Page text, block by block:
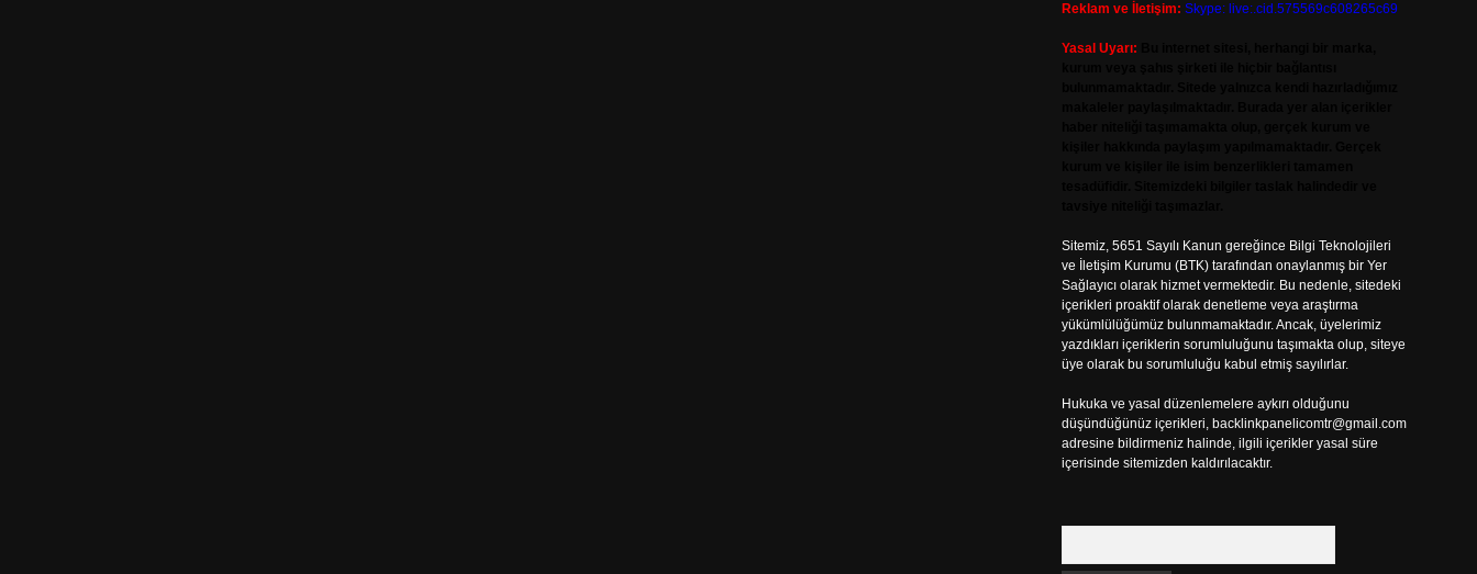
Reklam ve İletişim: Skype: live:.cid.575569c608265c69
Yasal Uyarı:
Sitemiz, 5651 Sayılı Kanun gereğince Bilgi Teknolojileri
ve İletişim Kurumu (BTK) tarafından onaylanmış bir Yer
Sağlayıcı olarak hizmet vermektedir. Bu nedenle, sitedeki
içerikleri proaktif olarak denetleme veya araştırma
yükümlülüğümüz bulunmamaktadır. Ancak, üyelerimiz
yazdıkları içeriklerin sorumluluğunu taşımakta olup, siteye
üye olarak bu sorumluluğu kabul etmiş sayılırlar.
Hukuka ve yasal düzenlemelere aykırı olduğunu
düşündüğünüz içerikleri, backlinkpanelicomtr@gmail.com
adresine bildirmeniz halinde, ilgili içerikler yasal süre
içerisinde sitemizden kaldırılacaktır.